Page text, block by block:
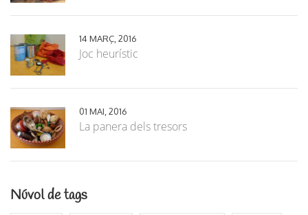
14 MARÇ, 2016
Joc heurístic
01 MAI, 2016
La panera dels tresors
Núvol de tags